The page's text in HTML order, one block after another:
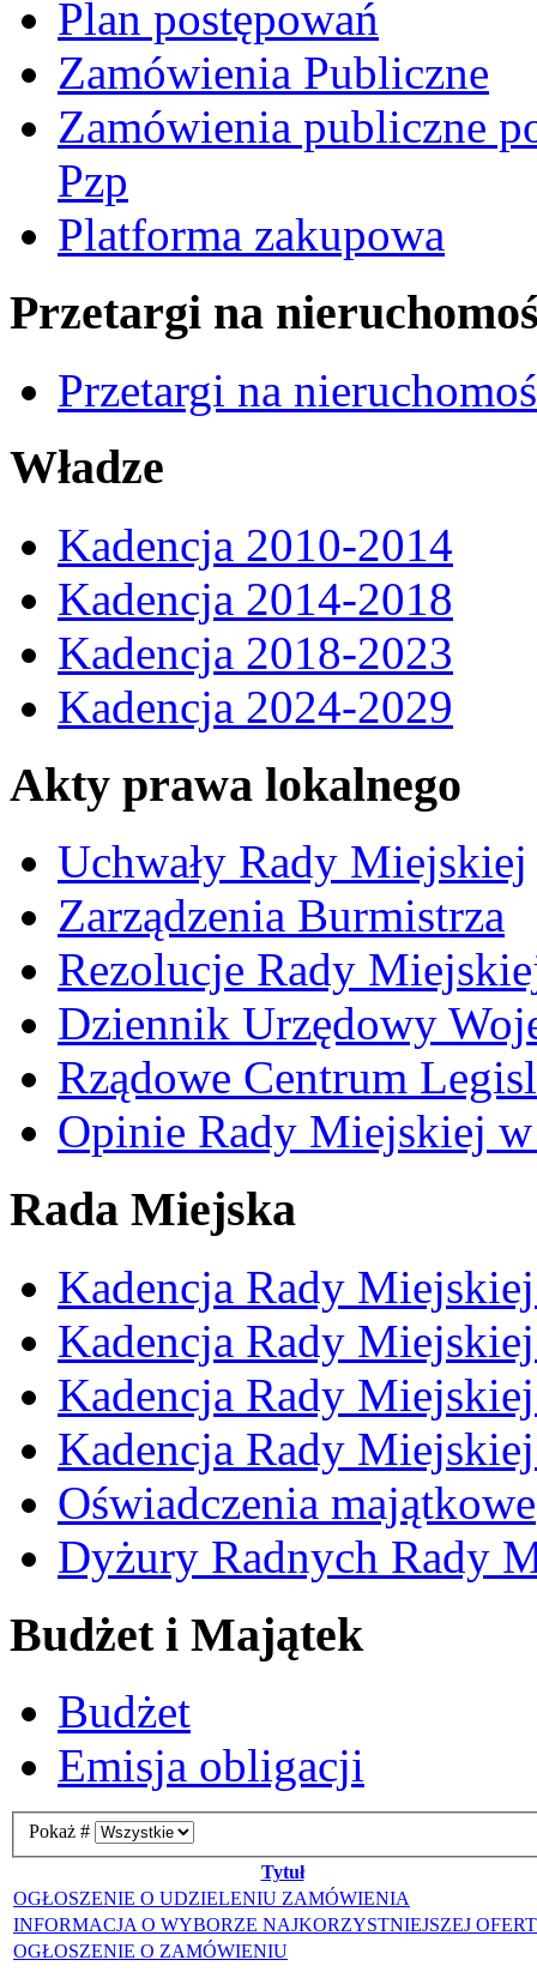
Plan postępowań
Zamówienia Publiczne
Zamówienia publiczne
Pzp
Platforma zakupowa
Przetargi na
Przetargi na
Władze
Kadencja 2010-2014
Kadencja 2014-2018
Kadencja 2018-2023
Kadencja 2024-2029
Akty prawa lokalnego
Uchwały Rady Miejskiej
Zarządzenia Burmistrza
Rezolucje Rady
Dziennik Urzędowy
Rządowe Centrum
Opinie Rady Miejskiej w
Rada Miejska
Kadencja Rady
Kadencja Rady
Kadencja Rady
Kadencja Rady
Oświadczenia majątkowe
Dyżury Radnych Rady
Budżet i Majątek
Budżet
Emisja obligacji
Pokaż #
Tytuł
OGŁOSZENIE O UDZIELENIU ZAMÓWIENIA
INFORMACJA O WYBORZE NAJKORZYSTNIEJSZEJ
OGŁOSZENIE O ZAMÓWIENIU